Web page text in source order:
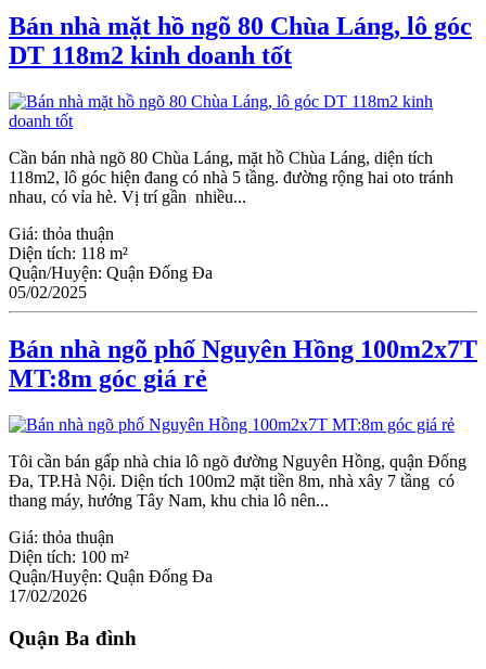
Bán nhà mặt hồ ngõ 80 Chùa Láng, lô góc
DT 118m2 kinh doanh tốt
Cần bán nhà ngõ 80 Chùa Láng, mặt hồ Chùa Láng, diện tích
118m2, lô góc hiện đang có nhà 5 tầng. đường rộng hai oto tránh
nhau, có vỉa hè. Vị trí gần nhiều...
Giá: thỏa thuận
Diện tích: 118 m²
Quận/Huyện: Quận Đống Đa
05/02/2025
Bán nhà ngõ phố Nguyên Hồng 100m2x7T
MT:8m góc giá rẻ
Tôi cần bán gấp nhà chia lô ngõ đường Nguyên Hồng, quận Đống
Đa, TP.Hà Nội. Diện tích 100m2 mặt tiền 8m, nhà xây 7 tầng có
thang máy, hướng Tây Nam, khu chia lô nên...
Giá: thỏa thuận
Diện tích: 100 m²
Quận/Huyện: Quận Đống Đa
17/02/2026
Quận Ba đình